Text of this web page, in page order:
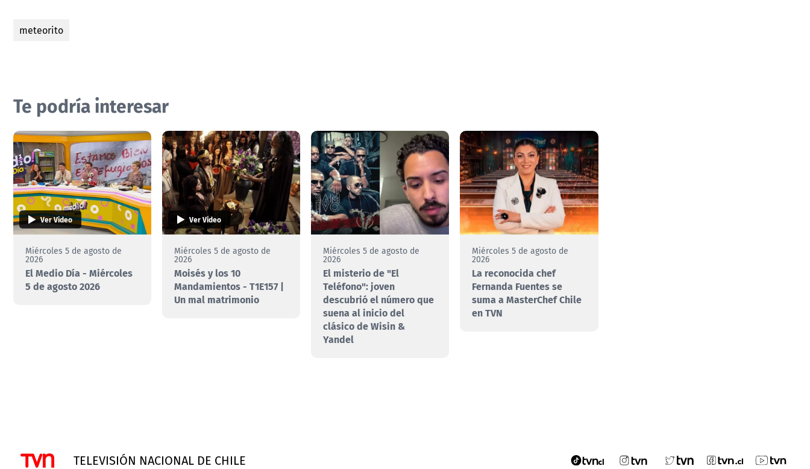
meteorito
Te podría interesar
Ver Video
Miércoles 5 de agosto de
2026
El Medio Día - Miércoles
5 de agosto 2026
Ver Video
Miércoles 5 de agosto de
2026
Moisés y los 10
Mandamientos - T1E157 |
Un mal matrimonio
Miércoles 5 de agosto de
2026
El misterio de "El
Teléfono": joven
descubrió el número que
suena al inicio del
clásico de Wisin &
Yandel
Miércoles 5 de agosto de
2026
La reconocida chef
Fernanda Fuentes se
suma a MasterChef Chile
en TVN
TELEVISIÓN NACIONAL DE CHILE